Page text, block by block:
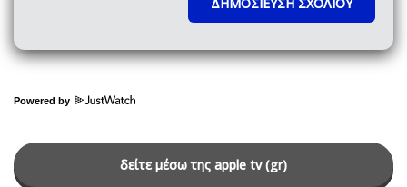
Powered by
δείτε μέσω της apple tv (gr)